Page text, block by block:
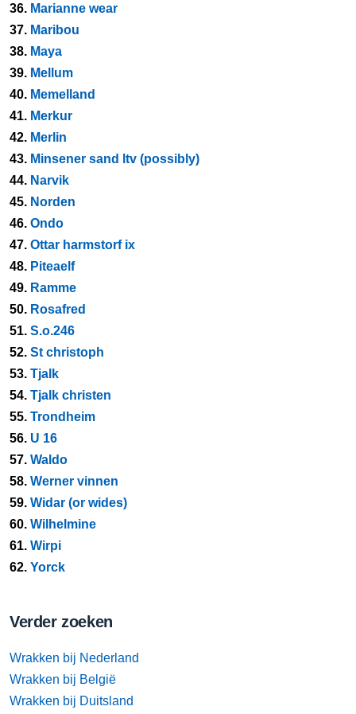
36. Marianne wear
37. Maribou
38. Maya
39. Mellum
40. Memelland
41. Merkur
42. Merlin
43. Minsener sand ltv (possibly)
44. Narvik
45. Norden
46. Ondo
47. Ottar harmstorf ix
48. Piteaelf
49. Ramme
50. Rosafred
51. S.o.246
52. St christoph
53. Tjalk
54. Tjalk christen
55. Trondheim
56. U 16
57. Waldo
58. Werner vinnen
59. Widar (or wides)
60. Wilhelmine
61. Wirpi
62. Yorck
Verder zoeken
Wrakken bij Nederland
Wrakken bij België
Wrakken bij Duitsland